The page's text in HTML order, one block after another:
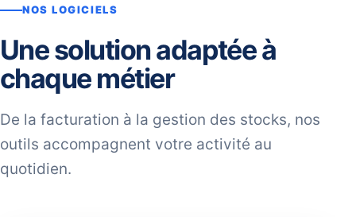
NOS LOGICIELS
Une solution adaptée à
chaque métier
De la facturation à la gestion des stocks, nos
outils accompagnent votre activité au
quotidien.